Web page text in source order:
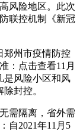
风险地区。此次
联控机制《新冠
郑州市疫情防控
：点击查看11月
是风险小区和风
封控。
需隔离，省外需
自2021年11月5